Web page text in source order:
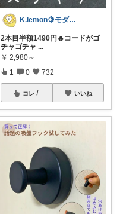
K.lemon🍋モダン+家事楽+🐶
2本目半額1490円🔥コードがゴ
チャゴチャ ...
￥ 2,980～
1 0 732
コレ いいね